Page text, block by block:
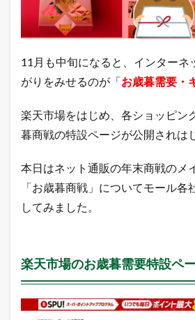
ー
ジ
を
較
し
ま
。
1.1
天
市
場
お
要
ペ
ー
11月も中旬になると、インターネ
がりをみせるのが「お歳暮需要・
楽天市場をはじめ、各ショッピン
暮商戦の特設ページが公開されは
本日はネット通販の年末商戦のメ
「お歳暮商戦」についてモール各
してみました。
楽天市場のお歳暮需要特設ペ